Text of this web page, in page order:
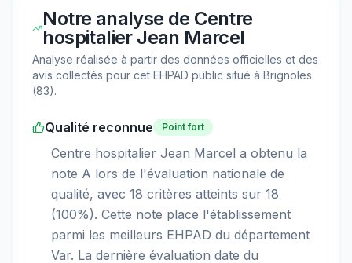
Notre analyse de Centre
hospitalier Jean Marcel
Analyse réalisée à partir des données officielles et des
avis collectés pour cet EHPAD public situé à Brignoles
(83).
Qualité reconnue Point fort
Centre hospitalier Jean Marcel a obtenu la
note A lors de l'évaluation nationale de
qualité, avec 18 critères atteints sur 18
(100%). Cette note place l'établissement
parmi les meilleurs EHPAD du département
Var. La dernière évaluation date du